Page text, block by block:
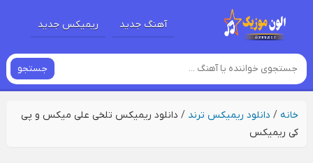
آهنگ جدید ریمیکس جدید
جستجو
خانه/ دانلود ریمیکس ترند / دانلود ریمیکس تلخی علی میکس و پی
کی ریمیکس